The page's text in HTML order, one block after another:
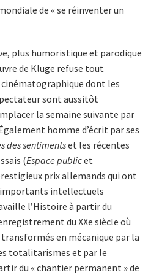
de « se réinventer un
plus humoristique et parodique
de Kluge refuse tout
dont les
sont aussitôt
la semaine suivante par
homme d’écrit par ses
des sentimentset les récentes
(Espace publicet
prix allemands qui ont
importants intellectuels
l’Histoire à partir du
du XXe siècle où
en mécanique par la
totalitarismes et par le
du « chantier permanent » de